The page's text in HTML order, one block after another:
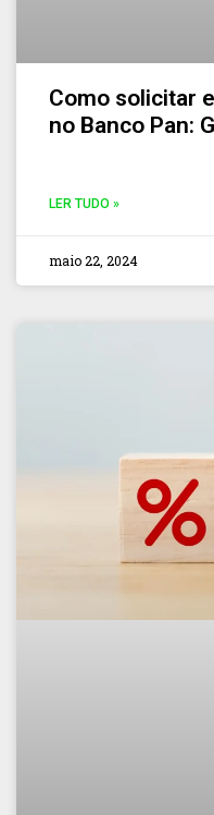
Como solicitar
no Banco Pan:
LER TUDO »
maio 22, 2024